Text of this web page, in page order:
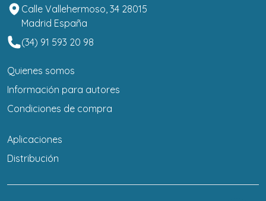
Calle Vallehermoso, 34 28015
Madrid España
(34) 91 593 20 98
Quienes somos
Información para autores
Condiciones de compra
Aplicaciones
Distribución